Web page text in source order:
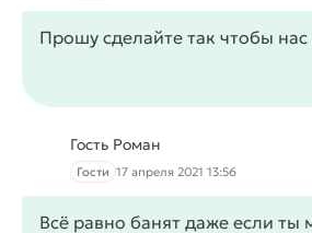
Прошу сделайте так чтобы
Гость Роман
Гости 17 апреля 2021 13:56
Всё равно банят даже если ты